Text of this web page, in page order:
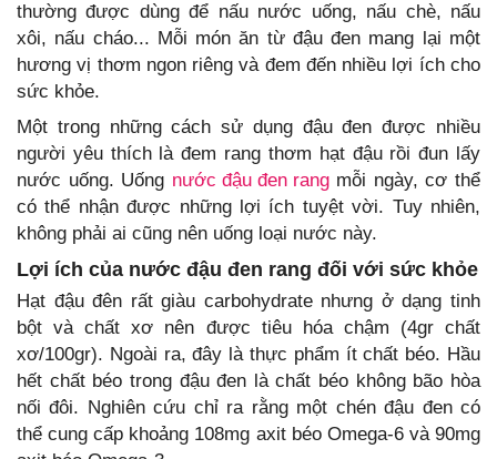
thường được dùng để nấu nước uống, nấu chè, nấu
xôi, nấu cháo... Mỗi món ăn từ đậu đen mang lại một
hương vị thơm ngon riêng và đem đến nhiều lợi ích cho
sức khỏe.
Một trong những cách sử dụng đậu đen được nhiều
người yêu thích là đem rang thơm hạt đậu rồi đun lấy
nước uống. Uống nước đậu đen rangmỗi ngày, cơ thể
có thể nhận được những lợi ích tuyệt vời. Tuy nhiên,
không phải ai cũng nên uống loại nước này.
Lợi ích của nước đậu đen rang đối với sức khỏe
Hạt đậu đên rất giàu carbohydrate nhưng ở dạng tinh
bột và chất xơ nên được tiêu hóa chậm (4gr chất
xơ/100gr). Ngoài ra, đây là thực phẩm ít chất béo. Hầu
hết chất béo trong đậu đen là chất béo không bão hòa
nối đôi. Nghiên cứu chỉ ra rằng một chén đậu đen có
thể cung cấp khoảng 108mg axit béo Omega-6 và 90mg